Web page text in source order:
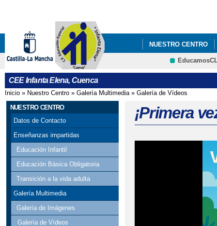
NUESTRO CENTRO
CEE Infanta Elena, Cuenca
Se encuentra usted aquí
Inicio » Nuestro Centro » Galería Multimedia» Galería de Vídeos
NUESTRO CENTRO
Datos de Contacto
Enseñanzas impartidas
Educación Infantil
Educación Básica Obligatoria
Transición a la vida adulta
Galería Multimedia
Galería de Imágenes
Galería de Vídeos
¡Primera